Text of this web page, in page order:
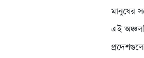
মানুষের
এই